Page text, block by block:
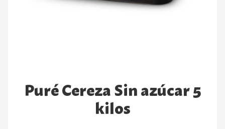
Puré Cereza Sin azúcar 5
kilos